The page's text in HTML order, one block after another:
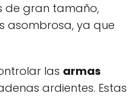
de gran tamaño,
asombrosa, ya que
las armas
ardientes. Estas